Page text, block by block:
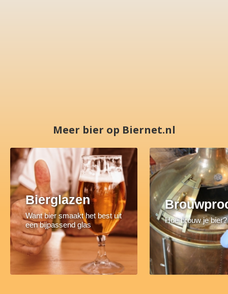
Meer bier op Biernet.nl
Bierglazen
Want bier smaakt het best uit
een bijpassend glas
Hoe brouw je bier?